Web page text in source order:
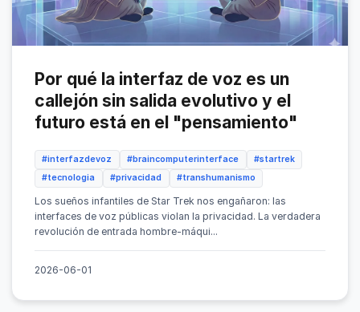
Por qué la interfaz de voz es un
callejón sin salida evolutivo y el
futuro está en el "pensamiento"
#interfazdevoz #braincomputerinterface
#startrek
#tecnologia
#privacidad #transhumanismo
Los sueños infantiles de Star Trek nos engañaron: las
interfaces de voz públicas violan la privacidad. La verdadera
revolución de entrada hombre-máqui...
2026-06-01